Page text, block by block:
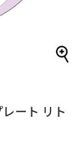
ート リト